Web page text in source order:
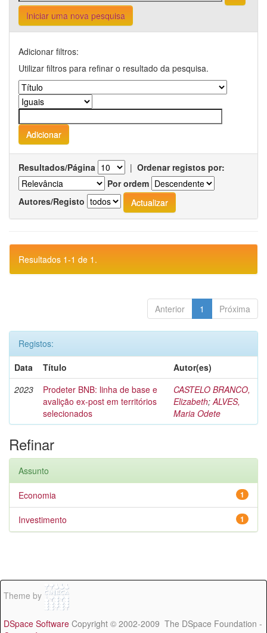
Iniciar uma nova pesquisa
Adicionar filtros:
Utilizar filtros para refinar o resultado da pesquisa.
Resultados/Página | Ordenar registos por:
Por ordem
Autores/Registo
Resultados 1-1 de 1.
Anterior 1 Próxima
Registos:
Data
Título
Autor(es)
2023
Prodeter BNB: linha de base e
avalição ex-post em territórios
selecionados
CASTELO BRANCO,
Elizabeth;ALVES,
Maria Odete
Refinar
Assunto
1
Economia
1
Investimento
Theme by
DSpace Software Copyright © 2002-2009 The DSpace Foundation -